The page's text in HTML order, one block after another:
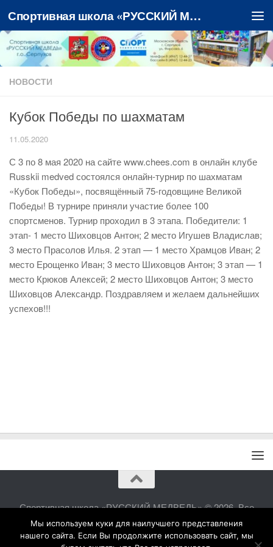
Перейти к содержимому Спортивная школа «РУССКИЙ МЕДВЕДЬ»
НОВОСТИ
Кубок Победы по шахматам
11.05.2020
С 3 по 8 мая 2020 на сайте www.chees.com в онлайн клубе
Russkii medved состоялся онлайн-турнир по шахматам
«Кубок Победы», посвящённый 75-годовщине Великой
Победы! В турнире приняли участие более 100
спортсменов. Турнир проходил в 3 этапа. Победители: 1
этап- 1 место Шиховцов Антон; 2 место Игушев Владислав;
3 место Прасолов Илья. 2 этап — 1 место Храмцов Иван; 2
место Ерощенко Иван; 3 место Шиховцов Антон; 3 этап — 1
место Крюков Алексей; 2 место Шиховцов Антон; 3 место
Шиховцов Александр. Поздравляем и желаем дальнейших
успехов!!!
Спортивная школа «РУССКИЙ МЕДВЕДЬ» © 2026. Все
права защищены.
Мы используем куки для наилучшего представления
нашего сайта. Если Вы продолжите использовать сайт, мы